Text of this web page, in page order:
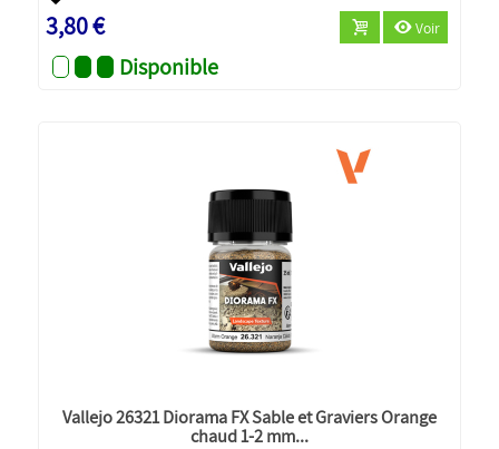
3,80 € Voir
Disponible
Vallejo 26321 Diorama FX Sable et Graviers Orange
chaud 1-2 mm...